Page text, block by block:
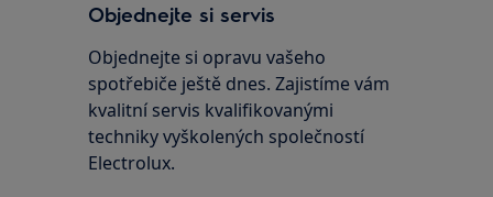
Objednejte si servis
Objednejte si opravu vašeho
spotřebiče ještě dnes. Zajistíme vám
kvalitní servis kvalifikovanými
techniky vyškolených společností
Electrolux.